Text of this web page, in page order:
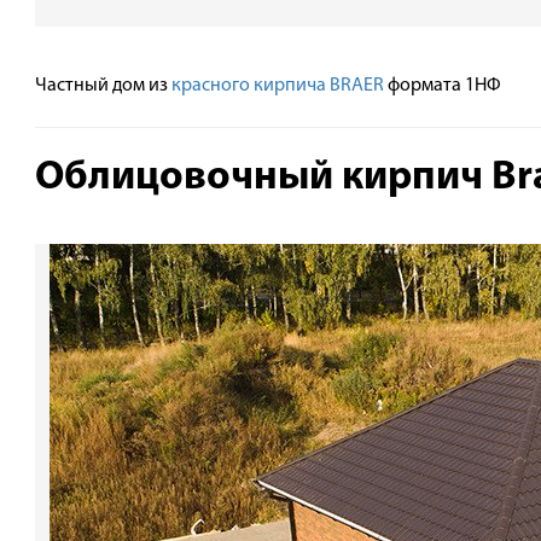
Частный дом из красного кирпича BRAER формата 1НФ
Облицовочный кирпич